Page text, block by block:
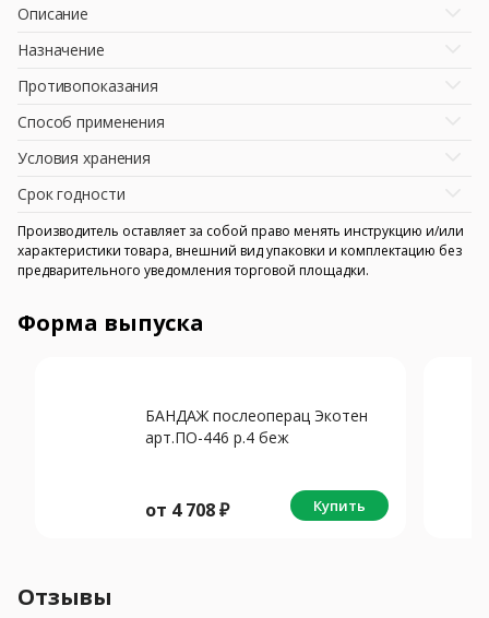
Описание
Назначение
Противопоказания
Способ применения
Условия хранения
Срок годности
Производитель оставляет за собой право менять инструкцию и/или
характеристики товара, внешний вид упаковки и комплектацию без
предварительного уведомления торговой площадки.
Форма выпуска
БАНДАЖ послеоперац Экотен
арт.ПО-446 р.4 беж
от 4 708₽ Купить
Отзывы